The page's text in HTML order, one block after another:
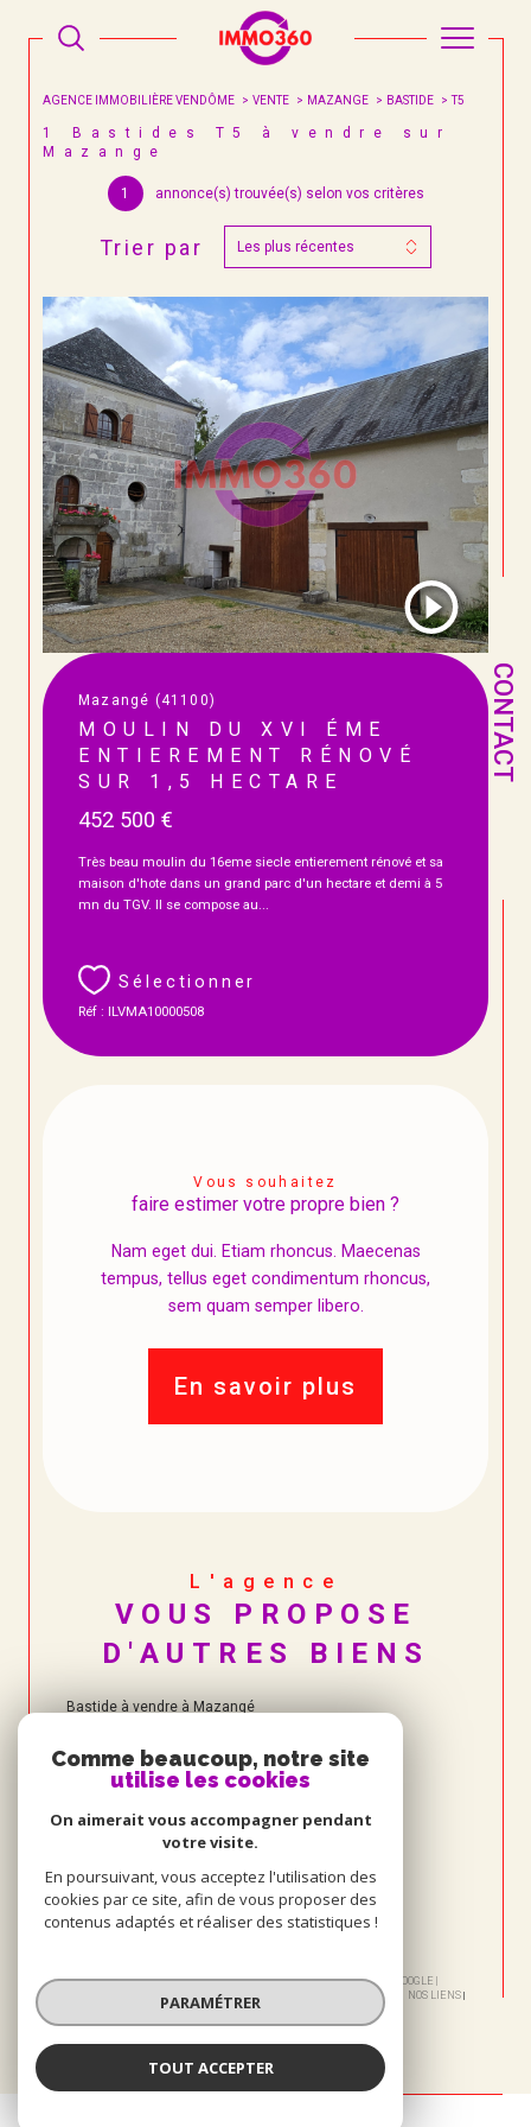
CONTACT
AGENCE IMMOBILIÈRE VENDÔME VENTE MAZANGE BASTIDE T5
1
Bastides T5 à vendre sur
Mazange
1 annonce(s) trouvée(s) selon vos critères
Trier par Les plus récentes
Mazangé (41100)
MOULIN DU XVI ÉME
ENTIEREMENT RÉNOVÉ
SUR 1,5 HECTARE
452 500 €
Très beau moulin du 16eme siecle entierement rénové et sa
maison d'hote dans un grand parc d'un hectare et demi à 5
mn du TGV. Il se compose au...
Sélectionner
Réf : ILVMA10000508
Vous souhaitez
faire estimer votre propre bien ?
Nam eget dui. Etiam rhoncus. Maecenas
tempus, tellus eget condimentum rhoncus,
sem quam semper libero.
En savoir plus
L'agence
VOUS PROPOSE
D'AUTRES BIENS
Bastide à vendre à Mazangé
© 2026 | TOUS DROITS RÉSERVÉS | TRADUCTION POWERED BY GOOGLE |
PLAN DU SITE MENTIONS LÉGALES ADMIN
NOS LIENS
POLITIQUE RGPD
Comme beaucoup, notre site
utilise les cookies
On aimerait vous accompagner pendant
votre visite.
En poursuivant, vous acceptez l'utilisation des
cookies par ce site, afin de vous proposer des
contenus adaptés et réaliser des statistiques !
PARAMÉTRER
TOUT ACCEPTER